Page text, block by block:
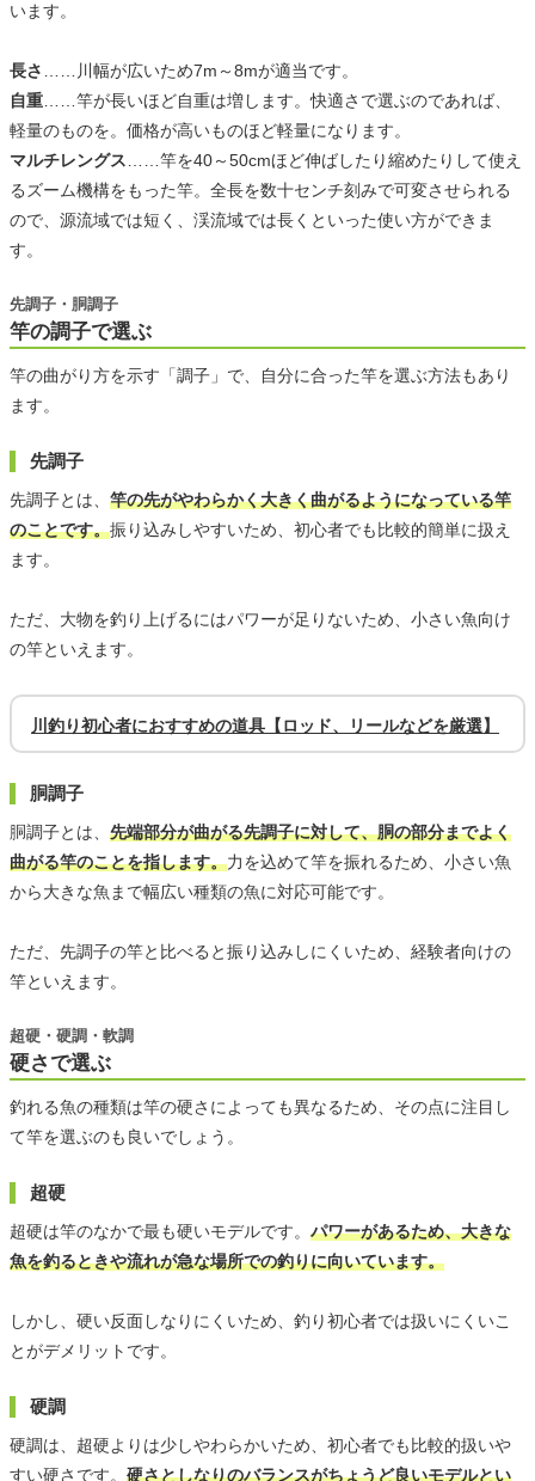
います。
長さ ……川幅が広いため7m～8mが適当です。
自重……竿が長いほど自重は増します。快適さで選ぶのであれば、
軽量のものを。価格が高いものほど軽量になります。
マルチレングス……竿を40～50cmほど伸ばしたり縮めたりして使え
るズーム機構をもった竿。全長を数十センチ刻みで可変させられる
ので、源流域では短く、渓流域では長くといった使い方ができま
す。
竿の調子で選ぶ
先調子・胴調子
竿の曲がり方を示す「調子」で、自分に合った竿を選ぶ方法もあり
ます。
先調子
先調子とは、 竿の先がやわらかく大きく曲がるようになっている竿
のことです。振り込みしやすいため、初心者でも比較的簡単に扱え
ます。
ただ、大物を釣り上げるにはパワーが足りないため、小さい魚向け
の竿といえます。
川釣り初心者におすすめの道具【ロッド、リールなどを厳選】
胴調子
胴調子とは、 先端部分が曲がる先調子に対して、胴の部分までよく
曲がる竿のことを指します。力を込めて竿を振れるため、小さい魚
から大きな魚まで幅広い種類の魚に対応可能です。
ただ、先調子の竿と比べると振り込みしにくいため、経験者向けの
竿といえます。
硬さで選ぶ
超硬・硬調・軟調
釣れる魚の種類は竿の硬さによっても異なるため、その点に注目し
て竿を選ぶのも良いでしょう。
超硬
超硬は竿のなかで最も硬いモデルです。 パワーがあるため、大きな
魚を釣るときや流れが急な場所での釣りに向いています。
しかし、硬い反面しなりにくいため、釣り初心者では扱いにくいこ
とがデメリットです。
硬調
硬調は、超硬よりは少しやわらかいため、初心者でも比較的扱いや
すい硬さです。 硬さとしなりのバランスがちょうど良いモデルとい